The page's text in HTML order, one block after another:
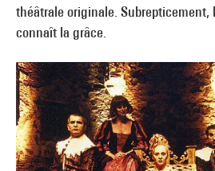
théâtrale originale. Subrepticement,
connaît la grâce.